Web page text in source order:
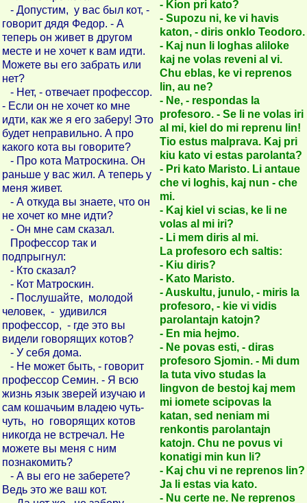
- Допустим, у вас был кот, -
говорит дядя Федор. - А
теперь он живет в другом
месте и не хочет к вам идти.
Можете вы его забрать или
нет?
- Нет, - отвечает профессор.
- Если он не хочет ко мне
идти, как же я его заберу! Это
будет неправильно. А про
какого кота вы говорите?
- Про кота Матроскина. Он
раньше у вас жил. А теперь у
меня живет.
- А откуда вы знаете, что он
не хочет ко мне идти?
- Он мне сам сказал.
Профессор так и
подпрыгнул:
- Кто сказал?
- Кот Матроскин.
- Послушайте, молодой
человек, - удивился
профессор, - где это вы
видели говорящих котов?
- У себя дома.
- Не может быть, - говорит
профессор Семин. - Я всю
жизнь язык зверей изучаю и
сам кошачьим владею чуть-
чуть, но говорящих котов
никогда не встречал. Не
можете вы меня с ним
познакомить?
- А вы его не заберете?
Ведь это же ваш кот.
- Kion pri kato?
- Supozu ni, ke vi havis
katon, - diris onklo Teodoro.
- Kaj nun li loghas aliloke
kaj ne volas reveni al vi.
Chu eblas, ke vi reprenos
lin, au ne?
- Ne, - respondas la
profesoro. - Se li ne volas iri
al mi, kiel do mi reprenu lin!
Tio estus malprava. Kaj pri
kiu kato vi estas parolanta?
- Pri kato Maristo. Li antaue
che vi loghis, kaj nun - che
mi.
- Kaj kiel vi scias, ke li ne
volas al mi iri?
- Li mem diris al mi.
La profesoro ech saltis:
- Kiu diris?
- Kato Maristo.
- Auskultu, junulo, - miris la
profesoro, - kie vi vidis
parolantajn katojn?
- En mia hejmo.
- Ne povas esti, - diras
profesoro Sjomin. - Mi dum
la tuta vivo studas la
lingvon de bestoj kaj mem
mi iomete scipovas la
katan, sed neniam mi
renkontis parolantajn
katojn. Chu ne povus vi
konatigi min kun li?
- Kaj chu vi ne reprenos lin?
Ja li estas via kato.
- Nu certe ne. Ne reprenos